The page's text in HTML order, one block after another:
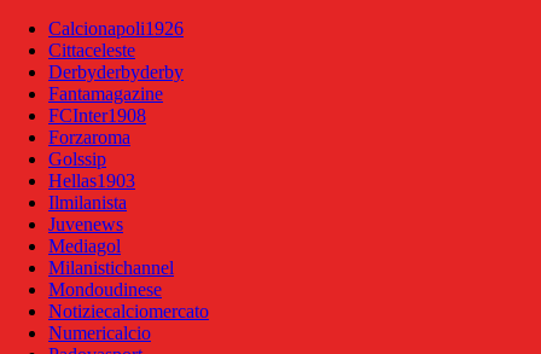
Calcionapoli1926
Cittaceleste
Derbyderbyderby
Fantamagazine
FCInter1908
Forzaroma
Golssip
Hellas1903
Ilmilanista
Juvenews
Mediagol
Milanistichannel
Mondoudinese
Notiziecalciomercato
Numericalcio